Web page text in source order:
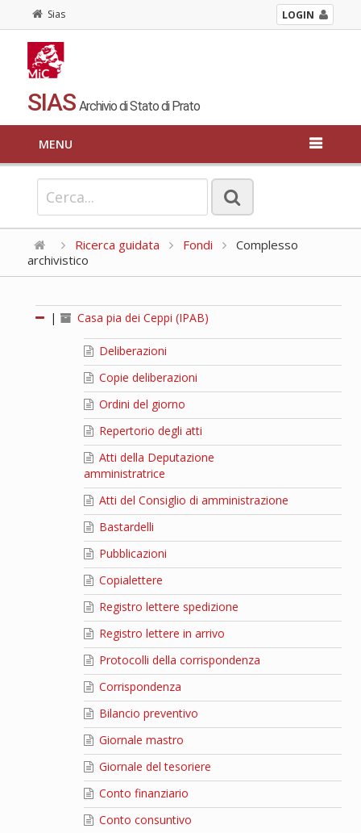
Sias LOGIN
SIAS Archivio di Stato di Prato
MENU
Ricerca guidata Fondi
Complesso
archivistico
| Casa pia dei Ceppi (IPAB)
Deliberazioni
Copie deliberazioni
Ordini del giorno
Repertorio degli atti
Atti della Deputazione
amministratrice
Atti del Consiglio di amministrazione
Bastardelli
Pubblicazioni
Copialettere
Registro lettere spedizione
Registro lettere in arrivo
Protocolli della corrispondenza
Corrispondenza
Bilancio preventivo
Giornale mastro
Giornale del tesoriere
Conto finanziario
Conto consuntivo